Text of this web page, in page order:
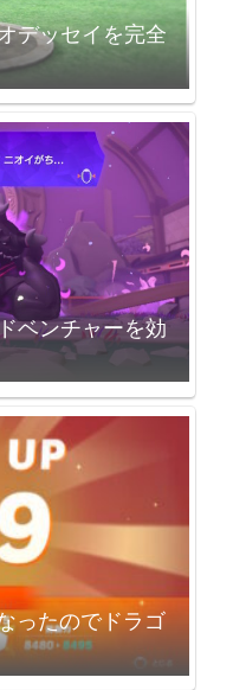
デッセイを完全
ベンチャーを効
ったのでドラゴ